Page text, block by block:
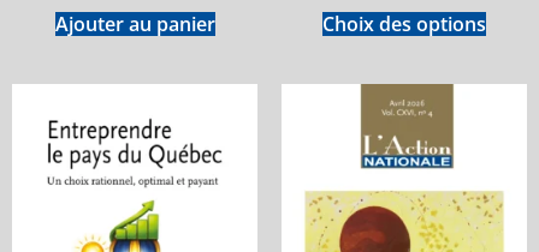
Ajouter au panier Choix des options